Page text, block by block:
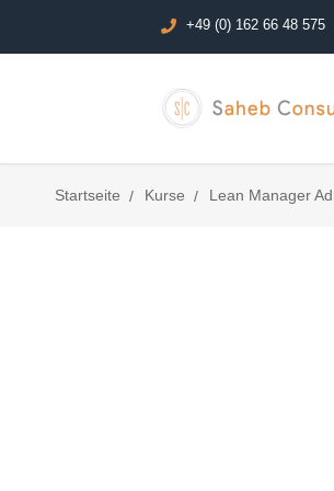
+49 (0) 162 66 48 575
Startseite Kurse Lean Manager